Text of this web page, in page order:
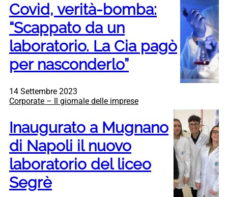
Covid, verità-bomba:
“Scappato da un
laboratorio. La Cia pagò
per nasconderlo”
14 Settembre 2023
Corporate – Il giornale delle imprese
Inaugurato a Mugnano
di Napoli il nuovo
laboratorio del liceo
Segrè